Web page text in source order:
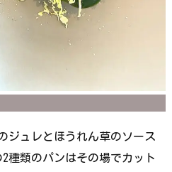
ジュレとほうれん草のソース
種類のパンはその場でカット